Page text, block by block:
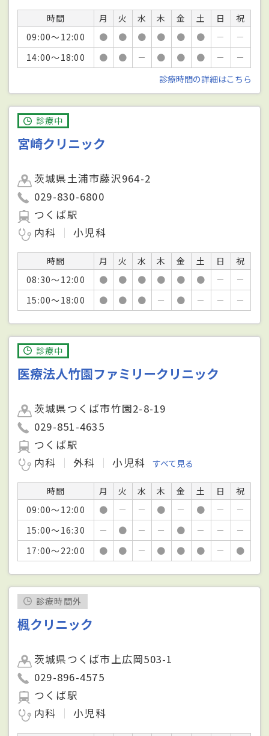
時間 月 火 水 木 金 土 日
祝
09:00～12:00
● ● ● ● ● ● －
－
14:00～18:00
● ● － ● ● ● －
－
診療時間の詳細はこちら
診療中
宮崎クリニック
茨城県土浦市藤沢964-2
029-830-6800
つくば駅
内科
小児科
時間 月 火 水 木 金 土 日
祝
08:30～12:00
● ● ● ● ● ● －
－
15:00～18:00
● ● ● － ● － － －
診療中
医療法人竹園ファミリークリニック
茨城県つくば市竹園2-8-19
029-851-4635
つくば駅
内科
外科 小児科 すべて見る
時間 月 火 水 木 金 土 日
祝
09:00～12:00
● － － ● － ● －
－
15:00～16:30
－ ● － － ● － －
－
17:00～22:00
● ● － ● ● ● － ●
診療時間外
楓クリニック
茨城県つくば市上広岡503-1
029-896-4575
つくば駅
内科
小児科